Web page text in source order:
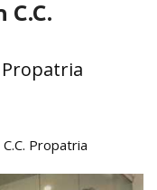
C.C.
Propatria
Propatria